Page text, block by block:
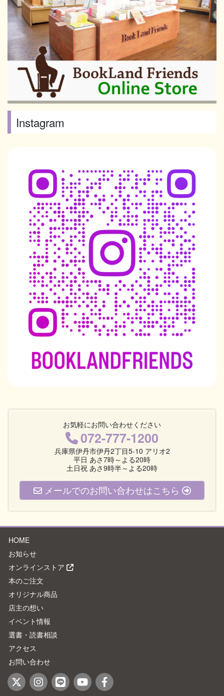
Instagram
お気軽にお問い合わせください
072-777-1200
兵庫県伊丹市伊丹2丁目5-10 アリオ2
平日 あさ7時～よる20時
土日祝 あさ9時半～よる20時
メールでのお問い合わせはこちら
HOME
お知らせ
オンラインストア
本のご注文
オリジナル商品
店主の想い
イベント情報
選書・読書相談
アクセス
お問い合わせ